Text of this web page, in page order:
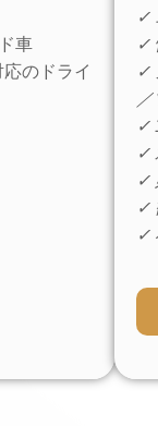
車
のドライ
✓
✓
✓
✓
✓
✓
✓
✓